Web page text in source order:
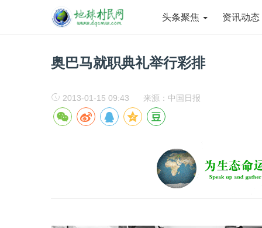
头条聚焦 资讯动态
奥巴马就职典礼举行彩排
2013-01-15 09:43 来源：中国日报